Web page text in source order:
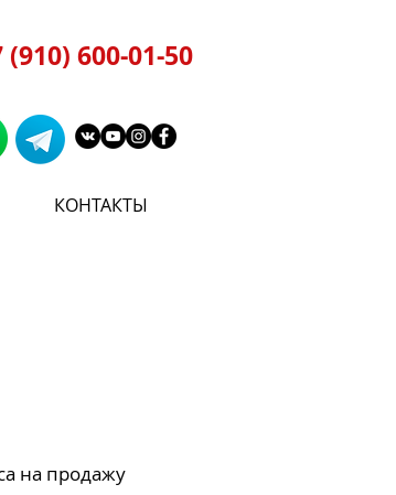
(910) 600-01-50
КОНТАКТЫ
на продажу